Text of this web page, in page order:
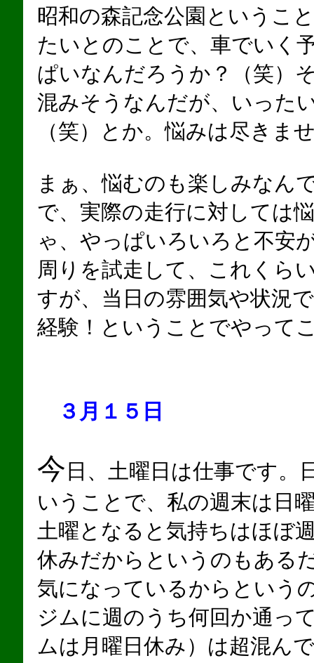
昭和の森記念公園というこ
たいとのことで、車でいく
ぱいなんだろうか？（笑）
混みそうなんだが、いった
（笑）とか。悩みは尽きま
まぁ、悩むのも楽しみなん
で、実際の走行に対しては
ゃ、やっぱいろいろと不安
周りを試走して、これくら
すが、当日の雰囲気や状況
経験！ということでやって
３月１５日
今 日、土曜日は仕事です。
いうことで、私の週末は日
土曜となると気持ちはほぼ
休みだからというのもある
気になっているからという
ジムに週のうち何回か通っ
ムは月曜日休み）は超混ん